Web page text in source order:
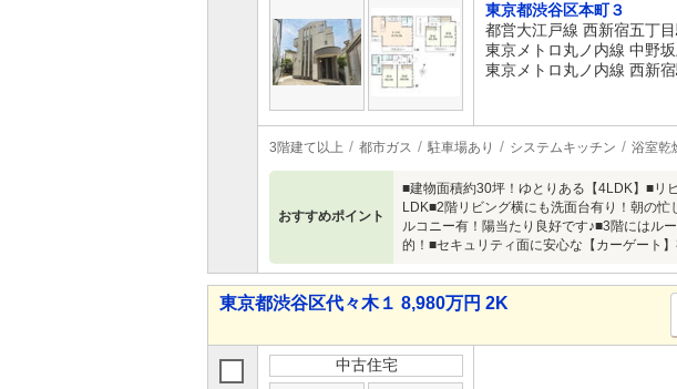
東京都渋谷区本町３
都営大江戸線 西新宿五丁
東京メトロ丸ノ内線 中野
東京メトロ丸ノ内線 西新
3階建て以上 都市ガス 駐車場あり システムキッチン 浴室乾
おすすめポイント
■建物面積約30坪！ゆとりある【4LDK】■リ
LDK■2階リビング横にも洗面台有り！朝の
ルコニー有！陽当たり良好です♪■3階にはル
的！■セキュリティ面に安心な【カーゲート
東京都渋谷区代々木１ 8,980万円 2K
中古住宅